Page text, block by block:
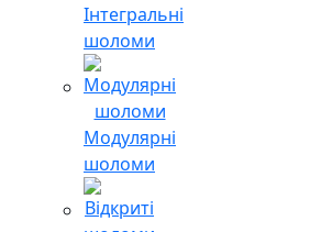
Інтегральні
шоломи
Модулярні
шоломи